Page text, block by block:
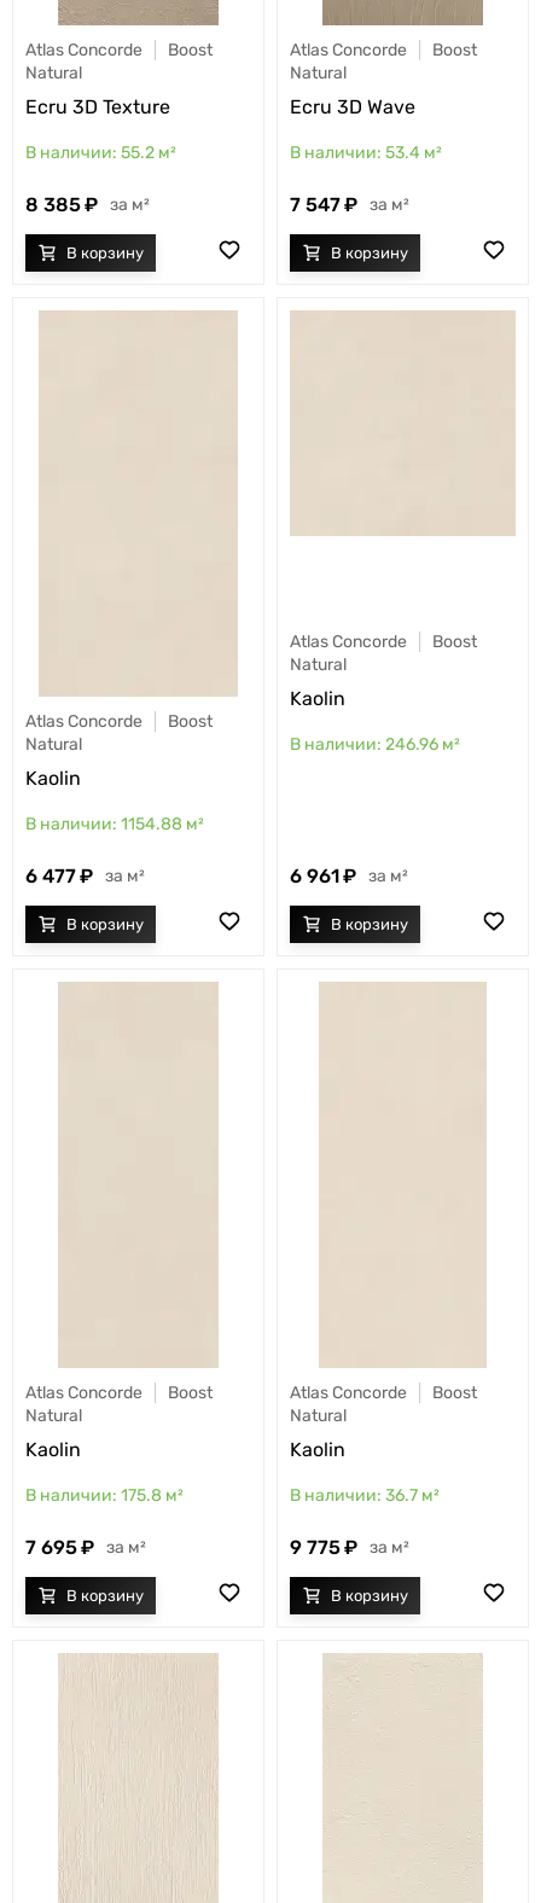
Atlas Concorde
Boost
Natural
Ecru 3D Texture
55.2 м²
8 385 м²
Atlas Concorde
Boost
Natural
Ecru 3D Wave
53.4 м²
7 547 м²
Atlas Concorde
Boost
Natural
Kaolin
1154.88 м²
6 477 м²
Atlas Concorde
Boost
Natural
Kaolin
246.96 м²
6 961 м²
Atlas Concorde
Boost
Natural
Kaolin
175.8 м²
7 695 м²
Atlas Concorde
Boost
Natural
Kaolin
36.7 м²
9 775 м²